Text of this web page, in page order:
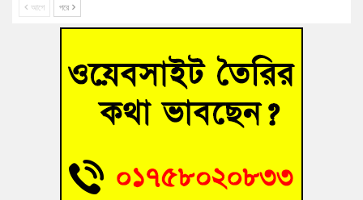
বাঁশের খুঁটিতে ভর করে টিকে আছে সেতু
জুলাই গণঅভ্যুত্থান দিবসে কুমিল্লায় শ্রদ্ধা, র‍্যালি ও সংবর্ধনা
তনু হত্যা মামলায় গ্রেফতার সাবেক সেনা সদস্য হাফিজুর রহমান
হাইকোর্টের জামিনে মুক্ত
আহত শিক্ষার্থীদের দেখতে গিয়ে মেডিকেলের ক্যান্টিনে অবরুদ্ধ জবি
আগে পরে